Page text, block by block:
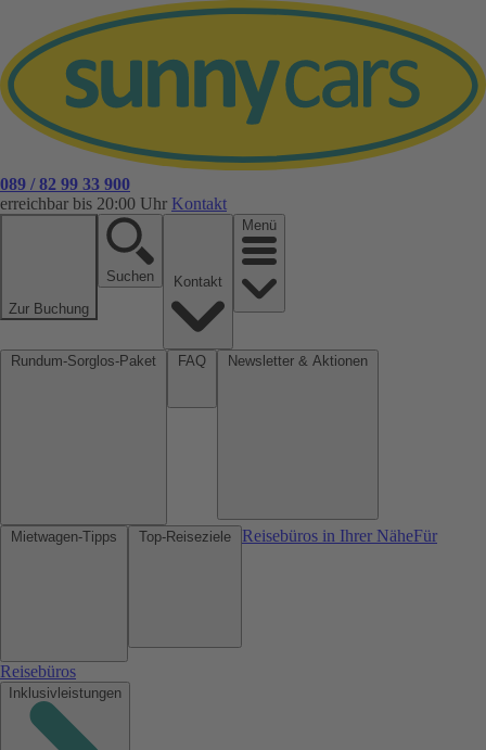
089 / 82 99 33 900
erreichbar bis 20:00 Uhr Kontakt
Zur Buchung
Suchen
Menü
Reisebüros in Ihrer NäheFür
Reisebüros
Inklusivleistungen